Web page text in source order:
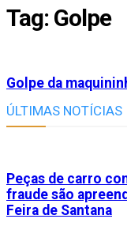
Tag: Golpe
Golpe da
ÚLTIMAS NOTÍCIAS
Peças de carro
fraude são
Feira de Santana